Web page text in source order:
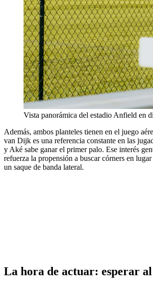
Vista panorámica del estadio Anfield en
Además, ambos planteles tienen en el juego
van Dijk es una referencia constante en las
y Aké sabe ganar el primer palo. Ese interés
refuerza la propensión a buscar córners en
un saque de banda lateral.
La hora de actuar: esperar